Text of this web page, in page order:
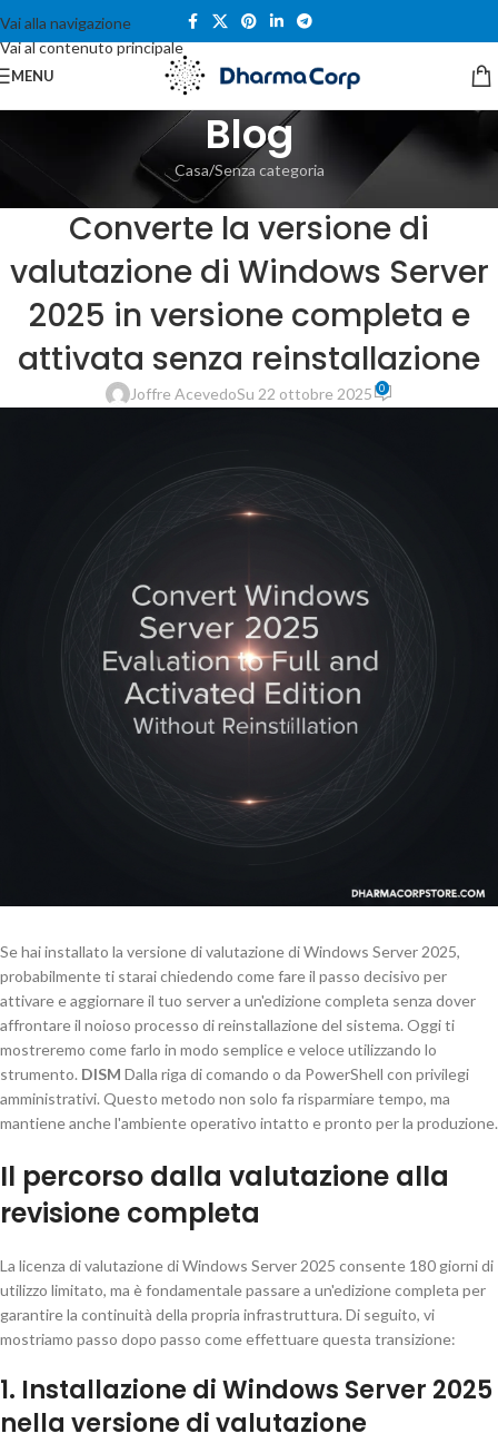
Vai alla navigazione
Vai al contenuto principale
MENU
Blog
Casa Senza categoria
SENZA CATEGORIA
Converte la versione di
valutazione di Windows Server
2025 in versione completa e
attivata senza reinstallazione
Joffre AcevedoSu 22 ottobre 2025 0
Se hai installato la versione di valutazione di Windows Server 2025,
probabilmente ti starai chiedendo come fare il passo decisivo per
attivare e aggiornare il tuo server a un'edizione completa senza dover
affrontare il noioso processo di reinstallazione del sistema. Oggi ti
mostreremo come farlo in modo semplice e veloce utilizzando lo
strumento. DISM Dalla riga di comando o da PowerShell con privilegi
amministrativi. Questo metodo non solo fa risparmiare tempo, ma
mantiene anche l'ambiente operativo intatto e pronto per la produzione.
Il percorso dalla valutazione alla
revisione completa
La licenza di valutazione di Windows Server 2025 consente 180 giorni di
utilizzo limitato, ma è fondamentale passare a un'edizione completa per
garantire la continuità della propria infrastruttura. Di seguito, vi
mostriamo passo dopo passo come effettuare questa transizione:
1. Installazione di Windows Server 2025
nella versione di valutazione